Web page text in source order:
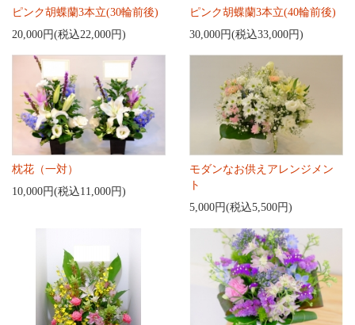
ピンク胡蝶蘭3本立(30輪前後)
20,000円(税込22,000円)
ピンク胡蝶蘭3本立(40輪前後)
30,000円(税込33,000円)
枕花（一対）
10,000円(税込11,000円)
モダンなお供えアレンジメン
ト
5,000円(税込5,500円)